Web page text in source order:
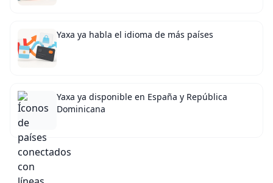
Yaxa ya habla el idioma de más países
Yaxa ya disponible en España y República
Dominicana